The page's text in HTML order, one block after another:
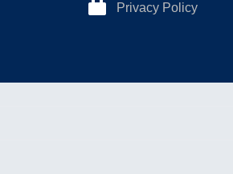
Privacy Policy